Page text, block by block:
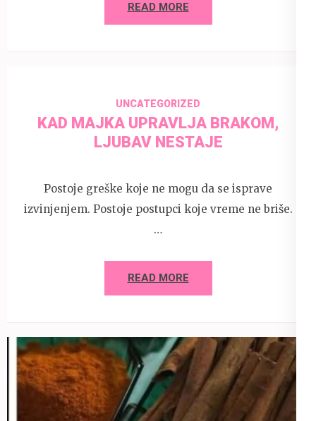
READ MORE
UNCATEGORIZED
KAD MAJKA UPRAVLJA BRAKOM,
LJUBAV NESTAJE
Postoje greške koje ne mogu da se isprave
izvinjenjem. Postoje postupci koje vreme ne briše.
…
READ MORE